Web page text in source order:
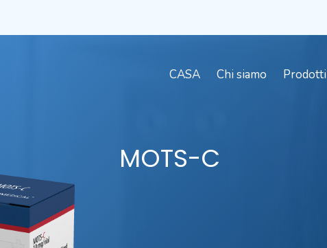
CASA Chi siamo Prodotti
MOTS-C